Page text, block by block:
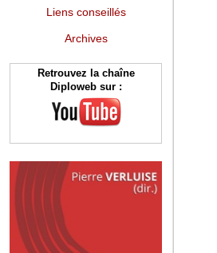
Liens conseillés
Archives
Retrouvez la chaîne
Diploweb sur :